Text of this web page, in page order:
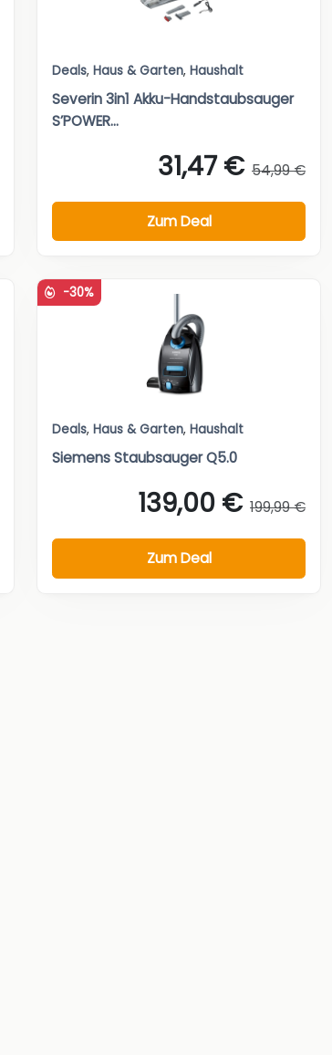
Deals, Haus & Garten, Haushalt
Severin 3in1 Akku-Handstaubsauger
S’POWER...
31,47 € 54,99 €
Zum Deal
-30%
Deals, Haus & Garten, Haushalt
Siemens Staubsauger Q5.0
139,00 € 199,99 €
Zum Deal